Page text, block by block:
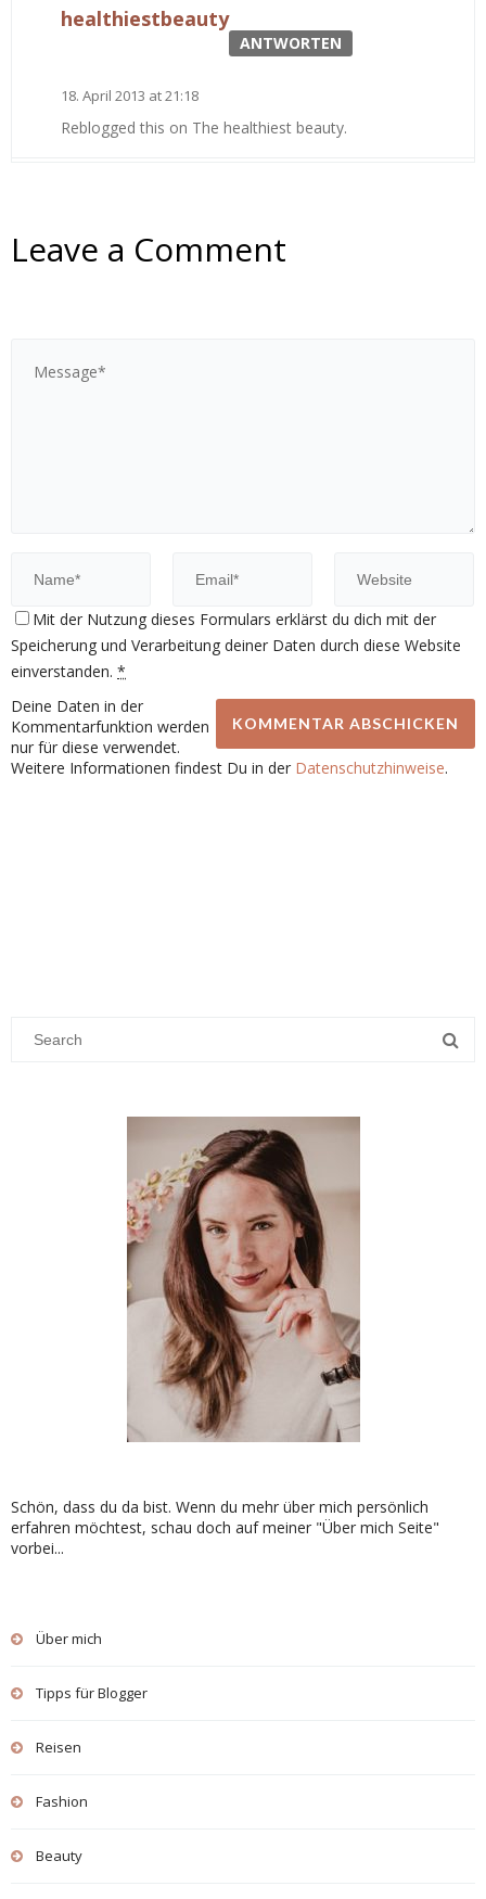
healthiestbeauty
ANTWORTEN
18. April 2013 at 21:18
Reblogged this on The healthiest beauty.
Leave a Comment
Mit der Nutzung dieses Formulars erklärst du dich mit der
Speicherung und Verarbeitung deiner Daten durch diese Website
einverstanden. *
Deine Daten in der
Kommentarfunktion werden
nur für diese verwendet.
Weitere Informationen findest Du in der Datenschutzhinweise.
Schön, dass du da bist. Wenn du mehr über mich persönlich
erfahren möchtest, schau doch auf meiner "Über mich Seite"
vorbei...
Über mich
Tipps für Blogger
Reisen
Fashion
Beauty